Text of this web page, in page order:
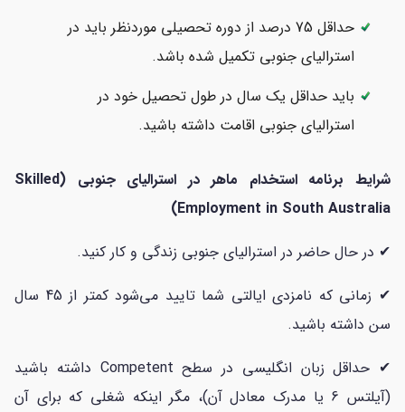
حداقل 75 درصد از دوره تحصیلی موردنظر باید در
استرالیای جنوبی تکمیل شده باشد.
باید حداقل یک سال در طول تحصیل خود در
استرالیای جنوبی اقامت داشته باشید.
شرایط برنامه استخدام ماهر در استرالیای جنوبی (Skilled
Employment in South Australia)
✔ در حال حاضر در استرالیای جنوبی زندگی و کار کنید.
✔ زمانی که نامزدی ایالتی شما تایید می‌شود کمتر از 45 سال
سن داشته باشید.
✔ حداقل زبان انگلیسی در سطح Competent داشته باشید
(آیلتس 6 یا مدرک معادل آن)، مگر اینکه شغلی که برای آن